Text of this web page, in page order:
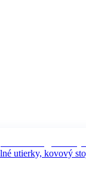
utierky, kovový